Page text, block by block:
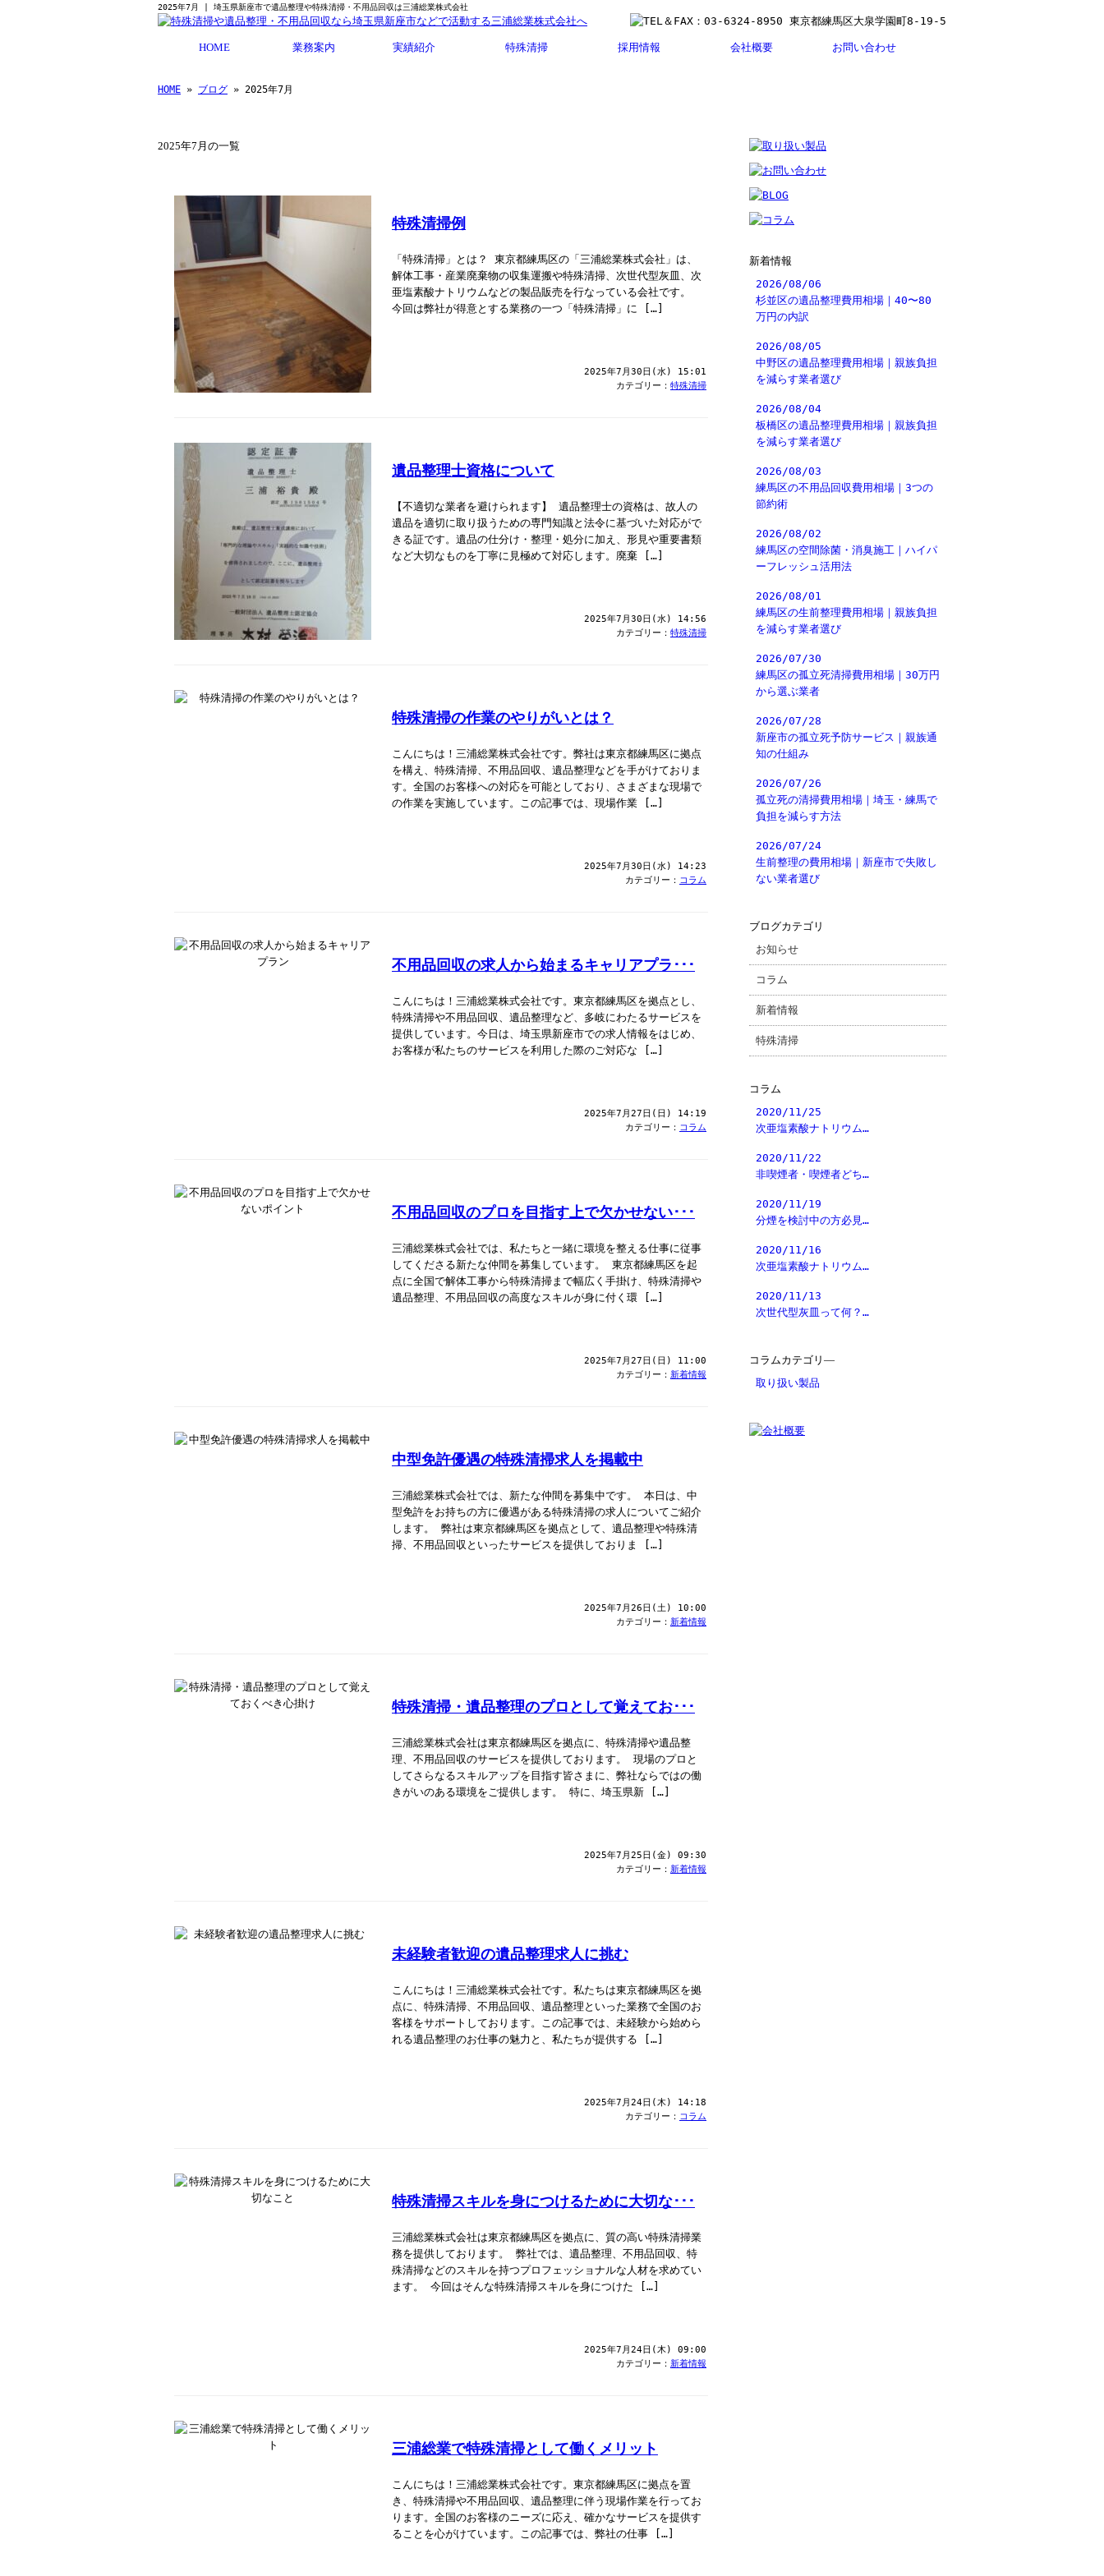
2025年7月 | 埼玉県新座市で遺品整理や特殊清掃・不用品回収は三浦総業株式会社
HOME 業務案内
取り扱い製品
実績紹介 特殊清掃 採用情報 会社概要 お問い合わせ
HOME » ブログ » 2025年7月
2025年7月の一覧
特殊清掃例
「特殊清掃」とは？ 東京都練馬区の「三浦総業株式会社」は、
解体工事・産業廃棄物の収集運搬や特殊清掃、次世代型灰皿、次
亜塩素酸ナトリウムなどの製品販売を行なっている会社です。
今回は弊社が得意とする業務の一つ「特殊清掃」に […]
2025年7月30日(水) 15:01
カテゴリー： 特殊清掃
遺品整理士資格について
【不適切な業者を避けられます】 遺品整理士の資格は、故人の
遺品を適切に取り扱うための専門知識と法令に基づいた対応がで
きる証です。遺品の仕分け・整理・処分に加え、形見や重要書類
など大切なものを丁寧に見極めて対応します。廃棄 […]
2025年7月30日(水) 14:56
カテゴリー： 特殊清掃
特殊清掃の作業のやりがいとは？
こんにちは！三浦総業株式会社です。弊社は東京都練馬区に拠点
を構え、特殊清掃、不用品回収、遺品整理などを手がけておりま
す。全国のお客様への対応を可能としており、さまざまな現場で
の作業を実施しています。この記事では、現場作業 […]
2025年7月30日(水) 14:23
カテゴリー： コラム
不用品回収の求人から始まるキャリアプラ･･･
こんにちは！三浦総業株式会社です。東京都練馬区を拠点とし、
特殊清掃や不用品回収、遺品整理など、多岐にわたるサービスを
提供しています。今日は、埼玉県新座市での求人情報をはじめ、
お客様が私たちのサービスを利用した際のご対応な […]
2025年7月27日(日) 14:19
カテゴリー： コラム
不用品回収のプロを目指す上で欠かせない･･･
三浦総業株式会社では、私たちと一緒に環境を整える仕事に従事
してくださる新たな仲間を募集しています。 東京都練馬区を起
点に全国で解体工事から特殊清掃まで幅広く手掛け、特殊清掃や
遺品整理、不用品回収の高度なスキルが身に付く環 […]
2025年7月27日(日) 11:00
カテゴリー： 新着情報
中型免許優遇の特殊清掃求人を掲載中
三浦総業株式会社では、新たな仲間を募集中です。 本日は、中
型免許をお持ちの方に優遇がある特殊清掃の求人についてご紹介
します。 弊社は東京都練馬区を拠点として、遺品整理や特殊清
掃、不用品回収といったサービスを提供しておりま […]
2025年7月26日(土) 10:00
カテゴリー： 新着情報
特殊清掃・遺品整理のプロとして覚えてお･･･
三浦総業株式会社は東京都練馬区を拠点に、特殊清掃や遺品整
理、不用品回収のサービスを提供しております。 現場のプロと
してさらなるスキルアップを目指す皆さまに、弊社ならではの働
きがいのある環境をご提供します。 特に、埼玉県新 […]
2025年7月25日(金) 09:30
カテゴリー： 新着情報
未経験者歓迎の遺品整理求人に挑む
こんにちは！三浦総業株式会社です。私たちは東京都練馬区を拠
点に、特殊清掃、不用品回収、遺品整理といった業務で全国のお
客様をサポートしております。この記事では、未経験から始めら
れる遺品整理のお仕事の魅力と、私たちが提供する […]
2025年7月24日(木) 14:18
カテゴリー： コラム
特殊清掃スキルを身につけるために大切な･･･
三浦総業株式会社は東京都練馬区を拠点に、質の高い特殊清掃業
務を提供しております。 弊社では、遺品整理、不用品回収、特
殊清掃などのスキルを持つプロフェッショナルな人材を求めてい
ます。 今回はそんな特殊清掃スキルを身につけた […]
2025年7月24日(木) 09:00
カテゴリー： 新着情報
三浦総業で特殊清掃として働くメリット
こんにちは！三浦総業株式会社です。東京都練馬区に拠点を置
き、特殊清掃や不用品回収、遺品整理に伴う現場作業を行ってお
ります。全国のお客様のニーズに応え、確かなサービスを提供す
ることを心がけています。この記事では、弊社の仕事 […]
新着情報
2026/08/06
杉並区の遺品整理費用相場｜40〜80
万円の内訳
2026/08/05
中野区の遺品整理費用相場｜親族負担
を減らす業者選び
2026/08/04
板橋区の遺品整理費用相場｜親族負担
を減らす業者選び
2026/08/03
練馬区の不用品回収費用相場｜3つの
節約術
2026/08/02
練馬区の空間除菌・消臭施工｜ハイパ
ーフレッシュ活用法
2026/08/01
練馬区の生前整理費用相場｜親族負担
を減らす業者選び
2026/07/30
練馬区の孤立死清掃費用相場｜30万円
から選ぶ業者
2026/07/28
新座市の孤立死予防サービス｜親族通
知の仕組み
2026/07/26
孤立死の清掃費用相場｜埼玉・練馬で
負担を減らす方法
2026/07/24
生前整理の費用相場｜新座市で失敗し
ない業者選び
ブログカテゴリ
お知らせ
コラム
新着情報
特殊清掃
コラム
2020/11/25
次亜塩素酸ナトリウム…
2020/11/22
非喫煙者・喫煙者どち…
2020/11/19
分煙を検討中の方必見…
2020/11/16
次亜塩素酸ナトリウム…
2020/11/13
次世代型灰皿って何？…
コラムカテゴリ―
取り扱い製品